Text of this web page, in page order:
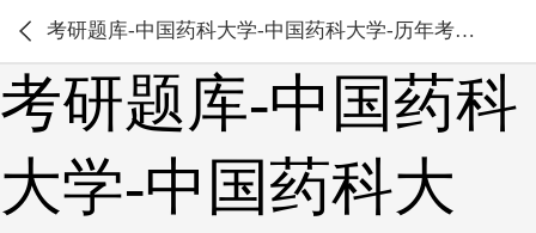
考研题库-中国药科大学-中国药科大学-历年考研真题
考研题库-中国药科
大学-中国药科大